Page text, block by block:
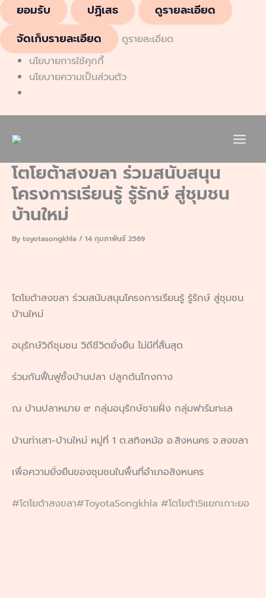
ยอมรับ ปฏิเสธ
ดูรายละเอียด
จัดเก็บรายละเอียด
ดูรายละเอียด
นโยบายการใช้คุกกี้
นโยบายความเป็นส่วนตัว
โตโยต้าสงขลา ร่วมสนับสนุน
โครงการเรียนรู้ รู้รักษ์ สู่ชุมชน
บ้านใหม่
By toyotasongkhla / 14 กุมภาพันธ์ 2569
โตโยต้าสงขลา ร่วมสนับสนุนโครงการเรียนรู้ รู้รักษ์ สู่ชุมชน
บ้านใหม่
อนุรักษ์วิถีชุมชน วิถีชีวิตยั่งยืน ไม่มีที่สิ้นสุด
ร่วมกันฟื้นฟูซั้งบ้านปลา ปลูกต้นโกงกาง
ณ บ้านปลาหมาย ๙ กลุ่มอนุรักษ์ชายฝั่ง กลุ่มฟาร์มทะเล
บ้านท่าเสา-บ้านใหม่ หมู่ที่ 1 ต.สทิงหม้อ อ.สิงหนคร จ.สงขลา
เพื่อความยั่งยืนของชุมชนในพื้นที่อำเภอสิงหนคร
#โตโยต้าสงขลา#ToyotaSongkhla #โตโยต้า5แยกเกาะยอ